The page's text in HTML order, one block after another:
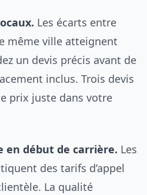
Les écarts entre
même ville atteignent
un devis précis avant de
inclus. Trois devis
prix juste dans votre
en début de carrière. Les
des tarifs d’appel
La qualité